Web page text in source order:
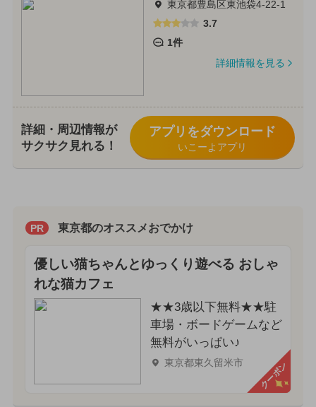
東京都豊島区東池袋4-22-1
3.7
1件
詳細情報を見る
詳細・周辺情報が
サクサク見れる！
アプリをダウンロード
いこーよアプリ
PR 東京都のオススメおでかけ
優しい猫ちゃんとゆっくり遊べる おしゃ
れな猫カフェ
★★3歳以下無料★★駐
車場・ボードゲームなど
無料がいっぱい♪
東京都東久留米市 クーポン